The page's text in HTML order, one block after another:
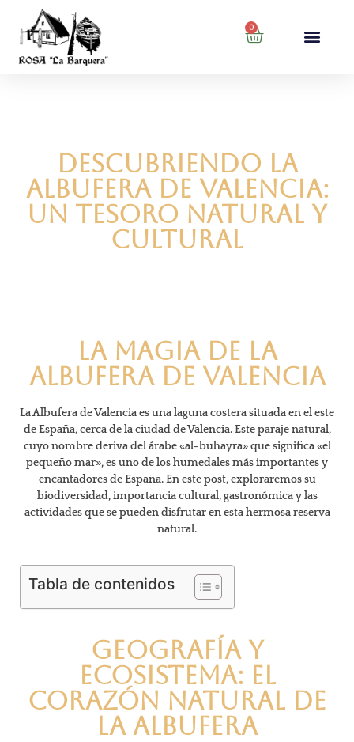
0
Descubriendo la
Albufera de Valencia:
Un Tesoro Natural y
Cultural
La Magia de la
Albufera de Valencia
La Albufera de Valencia es una laguna costera situada en el este
de España, cerca de la ciudad de Valencia. Este paraje natural,
cuyo nombre deriva del árabe «al-buhayra» que significa «el
pequeño mar», es uno de los humedales más importantes y
encantadores de España. En este post, exploraremos su
biodiversidad, importancia cultural, gastronómica y las
actividades que se pueden disfrutar en esta hermosa reserva
natural.
Tabla de contenidos
Geografía y
Ecosistema: El
Corazón Natural de
la Albufera